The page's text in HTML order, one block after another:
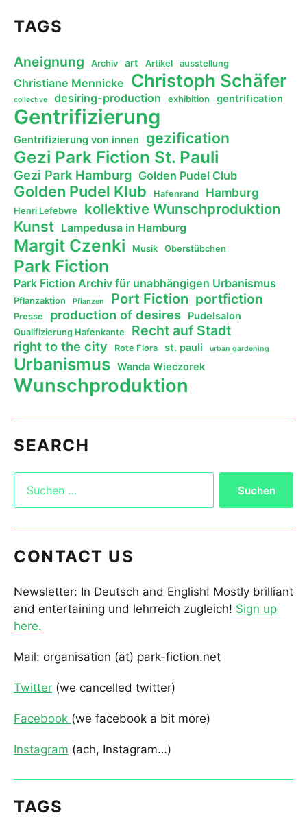
TAGS
Aneignung Archiv art Artikel ausstellung
Christiane Mennicke Christoph Schäfer
collective desiring-production exhibition gentrification
Gentrifizierung
Gentrifizierung von innen gezification
Gezi Park Fiction St. Pauli
Gezi Park Hamburg Golden Pudel Club
Golden Pudel Klub Hafenrand Hamburg
Henri Lefebvre kollektive Wunschproduktion
Kunst Lampedusa in Hamburg
Margit Czenki Musik Oberstübchen
Park Fiction
Park Fiction Archiv für unabhängigen Urbanismus
Pflanzaktion Pflanzen Port Fiction portfiction
Presse production of desires Pudelsalon
Qualifizierung Hafenkante Recht auf Stadt
right to the city Rote Flora st. pauli urban gardening
Urbanismus Wanda Wieczorek
Wunschproduktion
SEARCH
CONTACT US
Newsletter: In Deutsch and English! Mostly brilliant
and entertaining und lehrreich zugleich! Sign up
here.
Mail: organisation (ät) park-fiction.net
Twitter (we cancelled twitter)
Facebook (we facebook a bit more)
Instagram (ach, Instagram…)
TAGS